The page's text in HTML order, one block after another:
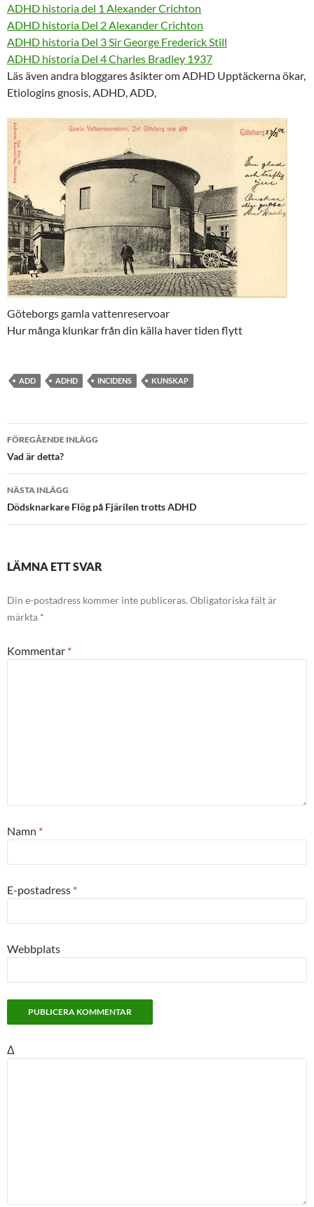
ADHD historia del 1 Alexander Crichton
ADHD historia Del 2 Alexander Crichton
ADHD historia Del 3Sir George Frederick Still
ADHD historia Del 4 Charles Bradley 1937
Läs även andra bloggares åsikter om ADHD Upptäckerna ökar,
Etiologins gnosis, ADHD, ADD,
Göteborgs gamla vattenreservoar
Hur många klunkar från din källa haver tiden flytt
ADD ADHD INCIDENS KUNSKAP
Inläggsnavigering
FÖREGÅENDE INLÄGG
Vad är detta?
NÄSTA INLÄGG
Dödsknarkare Flög på Fjärilen trotts ADHD
LÄMNA ETT SVAR
Din e-postadress kommer inte publiceras. Obligatoriska fält är
märkta *
Kommentar *
Namn *
E-postadress *
Webbplats
Δ